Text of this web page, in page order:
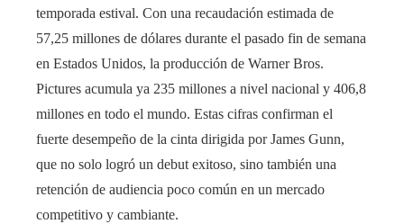
temporada estival. Con una recaudación estimada de
57,25 millones de dólares durante el pasado fin de semana
en Estados Unidos, la producción de Warner Bros.
Pictures acumula ya 235 millones a nivel nacional y 406,8
millones en todo el mundo. Estas cifras confirman el
fuerte desempeño de la cinta dirigida por James Gunn,
que no solo logró un debut exitoso, sino también una
retención de audiencia poco común en un mercado
competitivo y cambiante.